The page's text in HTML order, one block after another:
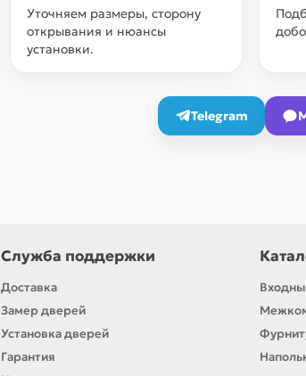
Уточняем размеры, сторону
открывания и нюансы
установки.
Telegram
Служба поддержки
Доставка
Замер дверей
Установка дверей
Гарантия